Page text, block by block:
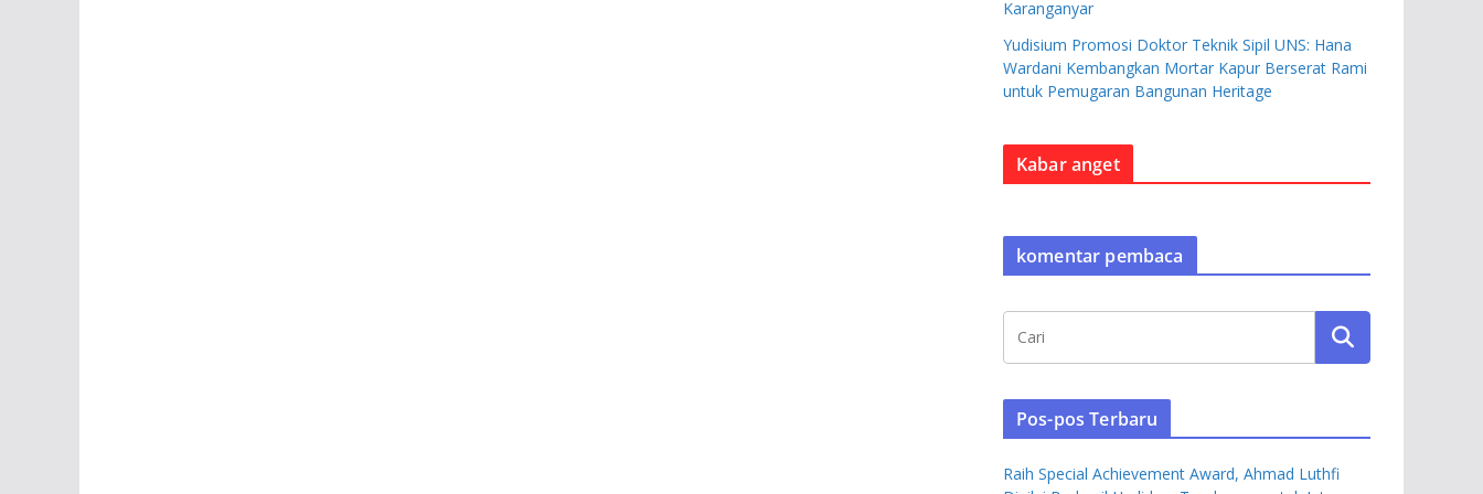
Karanganyar
Yudisium Promosi Doktor Teknik Sipil UNS: Hana
Wardani Kembangkan Mortar Kapur Berserat Rami
untuk Pemugaran Bangunan Heritage
Kabar anget
komentar pembaca
Pos-pos Terbaru
Raih Special Achievement Award, Ahmad Luthfi